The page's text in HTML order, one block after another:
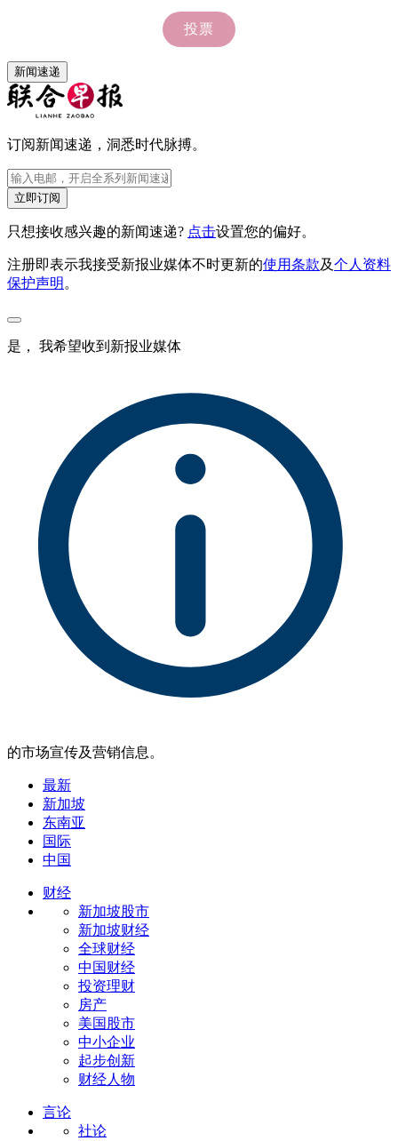
新闻速递
订阅新闻速递，洞悉时代脉搏。
立即订阅
只想接收感兴趣的新闻速递? 点击设置您的偏好。
注册即表示我接受新报业媒体不时更新的使用条款及个人资料
保护声明 。
是， 我希望收到新报业媒体
的市场宣传及营销信息。
最新
新加坡
东南亚
国际
中国
财经
新加坡股市
新加坡财经
全球财经
中国财经
投资理财
房产
美国股市
中小企业
起步创新
财经人物
言论
社论